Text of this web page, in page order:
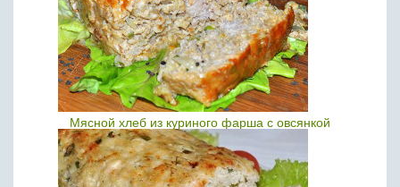
Мясной хлеб из куриного фарша с овсянкой